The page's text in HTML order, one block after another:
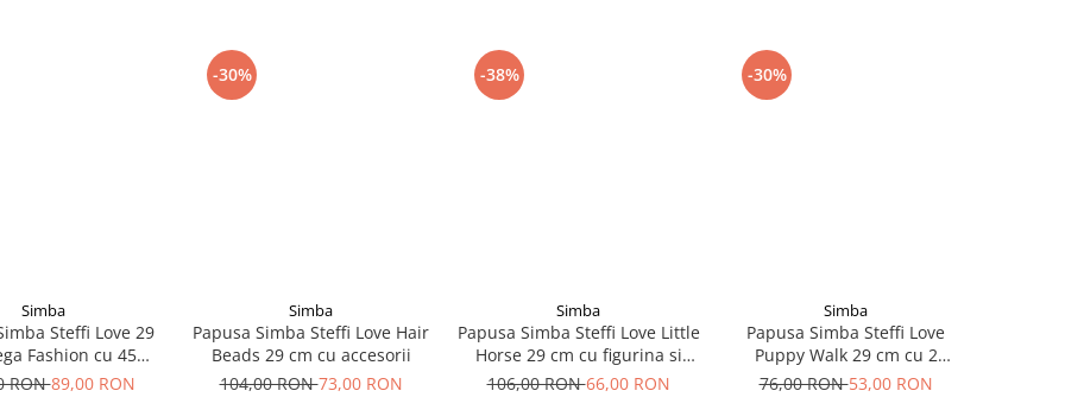
Simba
Steffi Love 29
Fashion cu 45
accesorii
RON89,00 RON
-30%
Simba
Papusa Simba Steffi Love Hair
Beads 29 cm cu accesorii
104,00 RON73,00 RON
-38%
Simba
Papusa Simba Steffi Love Little
Horse 29 cm cu figurina si
accesorii
106,00 RON66,00 RON
-30%
Simba
Papusa Simba Steffi Love
Puppy Walk 29 cm cu 2
figurine si accesorii
76,00 RON53,00 RON